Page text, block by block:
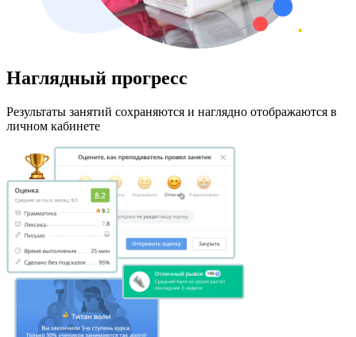
Наглядный прогресс
Результаты занятий сохраняются и наглядно отображаются в
личном кабинете